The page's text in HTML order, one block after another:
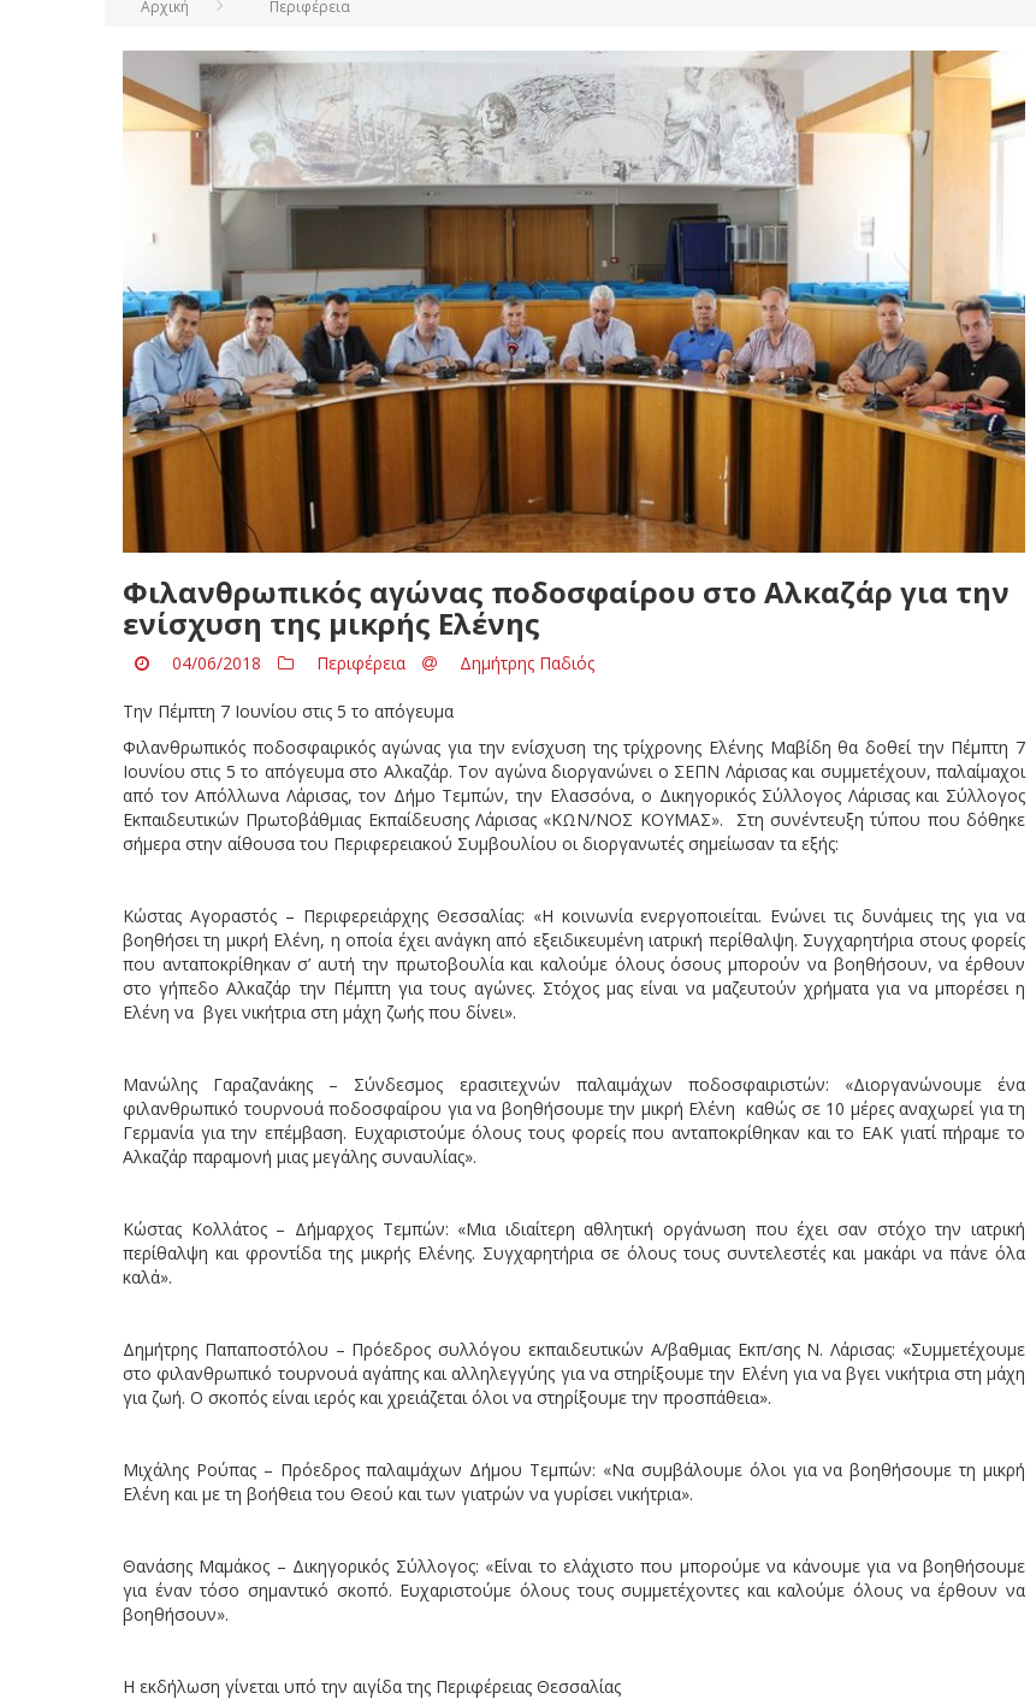
Αρχική Περιφέρεια
Φιλανθρωπικός αγώνας ποδοσφαίρου στο Αλκαζάρ για την
ενίσχυση της μικρής Ελένης
04/06/2018 Περιφέρεια Δημήτρης Παδιός
Την Πέμπτη 7 Ιουνίου στις 5 το απόγευμα
Φιλανθρωπικός ποδοσφαιρικός αγώνας για την ενίσχυση της τρίχρονης Ελένης Μαβίδη θα δοθεί την Πέμπτη 7
Ιουνίου στις 5 το απόγευμα στο Αλκαζάρ. Τον αγώνα διοργανώνει ο ΣΕΠΝ Λάρισας και συμμετέχουν, παλαίμαχοι
από τον Απόλλωνα Λάρισας, τον Δήμο Τεμπών, την Ελασσόνα, ο Δικηγορικός Σύλλογος Λάρισας και Σύλλογος
Εκπαιδευτικών Πρωτοβάθμιας Εκπαίδευσης Λάρισας «ΚΩΝ/ΝΟΣ ΚΟΥΜΑΣ». Στη συνέντευξη τύπου που δόθηκε
σήμερα στην αίθουσα του Περιφερειακού Συμβουλίου οι διοργανωτές σημείωσαν τα εξής:
Κώστας Αγοραστός – Περιφερειάρχης Θεσσαλίας: «Η κοινωνία ενεργοποιείται. Ενώνει τις δυνάμεις της για να
βοηθήσει τη μικρή Ελένη, η οποία έχει ανάγκη από εξειδικευμένη ιατρική περίθαλψη. Συγχαρητήρια στους φορείς
που ανταποκρίθηκαν σ’ αυτή την πρωτοβουλία και καλούμε όλους όσους μπορούν να βοηθήσουν, να έρθουν
στο γήπεδο Αλκαζάρ την Πέμπτη για τους αγώνες. Στόχος μας είναι να μαζευτούν χρήματα για να μπορέσει η
Ελένη να βγει νικήτρια στη μάχη ζωής που δίνει».
Μανώλης Γαραζανάκης – Σύνδεσμος ερασιτεχνών παλαιμάχων ποδοσφαιριστών: «Διοργανώνουμε ένα
φιλανθρωπικό τουρνουά ποδοσφαίρου για να βοηθήσουμε την μικρή Ελένη καθώς σε 10 μέρες αναχωρεί για τη
Γερμανία για την επέμβαση. Ευχαριστούμε όλους τους φορείς που ανταποκρίθηκαν και το ΕΑΚ γιατί πήραμε το
Αλκαζάρ παραμονή μιας μεγάλης συναυλίας».
Κώστας Κολλάτος – Δήμαρχος Τεμπών: «Μια ιδιαίτερη αθλητική οργάνωση που έχει σαν στόχο την ιατρική
περίθαλψη και φροντίδα της μικρής Ελένης. Συγχαρητήρια σε όλους τους συντελεστές και μακάρι να πάνε όλα
καλά».
Δημήτρης Παπαποστόλου – Πρόεδρος συλλόγου εκπαιδευτικών Α/βαθμιας Εκπ/σης Ν. Λάρισας: «Συμμετέχουμε
στο φιλανθρωπικό τουρνουά αγάπης και αλληλεγγύης για να στηρίξουμε την Ελένη για να βγει νικήτρια στη μάχη
για ζωή. Ο σκοπός είναι ιερός και χρειάζεται όλοι να στηρίξουμε την προσπάθεια».
Μιχάλης Ρούπας – Πρόεδρος παλαιμάχων Δήμου Τεμπών: «Να συμβάλουμε όλοι για να βοηθήσουμε τη μικρή
Ελένη και με τη βοήθεια του Θεού και των γιατρών να γυρίσει νικήτρια».
Θανάσης Μαμάκος – Δικηγορικός Σύλλογος: «Είναι το ελάχιστο που μπορούμε να κάνουμε για να βοηθήσουμε
για έναν τόσο σημαντικό σκοπό. Ευχαριστούμε όλους τους συμμετέχοντες και καλούμε όλους να έρθουν να
βοηθήσουν».
Η εκδήλωση γίνεται υπό την αιγίδα της Περιφέρειας Θεσσαλίας